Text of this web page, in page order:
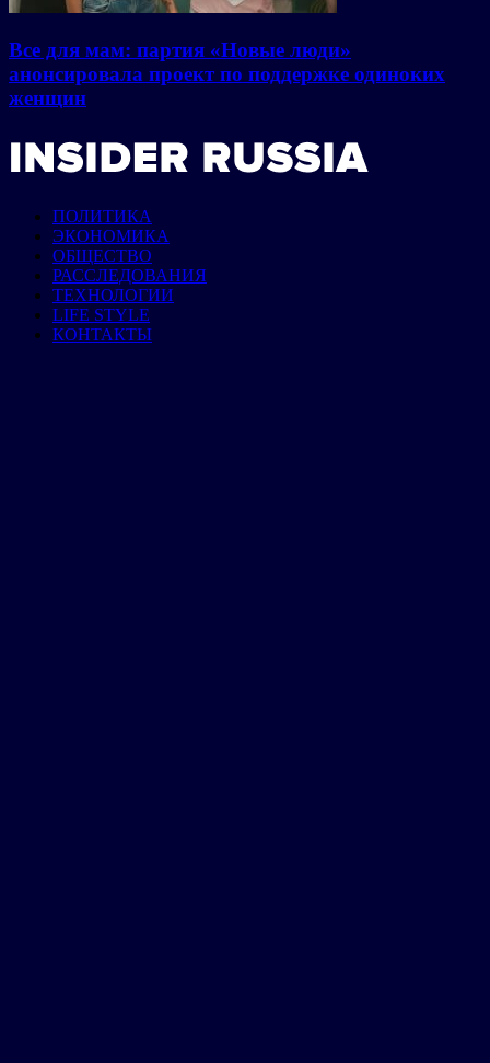
Все для мам: партия «Новые люди»
анонсировала проект по поддержке одиноких
женщин
ПОЛИТИКА
ЭКОНОМИКА
ОБЩЕСТВО
РАССЛЕДОВАНИЯ
ТЕХНОЛОГИИ
LIFE STYLE
КОНТАКТЫ